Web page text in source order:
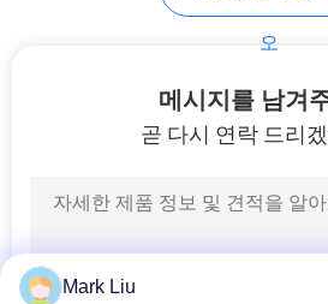
보디 페인트 솔
오
메시지를 남겨
곧 다시 연락 드리
Mark Liu